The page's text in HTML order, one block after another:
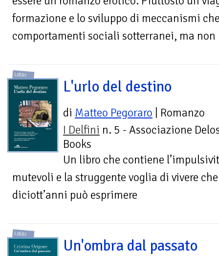
formazione e lo sviluppo di meccanismi
comportamenti sociali sotterranei, ma
LIBRI
L'urlo del destino
di Matteo Pegoraro | Romanzo
I Delfini n. 5 - Associazione
Books
Un libro che contiene
mutevoli e la struggente voglia di vivere
diciott’anni può esprimere
LIBRI
Un'ombra dal passato